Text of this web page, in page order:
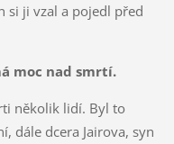
si ji vzal a pojedl před
moc nad smrtí.
několik lidí. Byl to
dále dcera Jairova, syn